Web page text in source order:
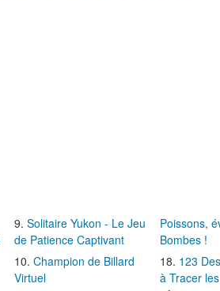
Solitaire Yukon - Le Jeu
de Patience Captivant
Champion de Billard
Virtuel
Poissons,
Bombes !
123
à Tracer